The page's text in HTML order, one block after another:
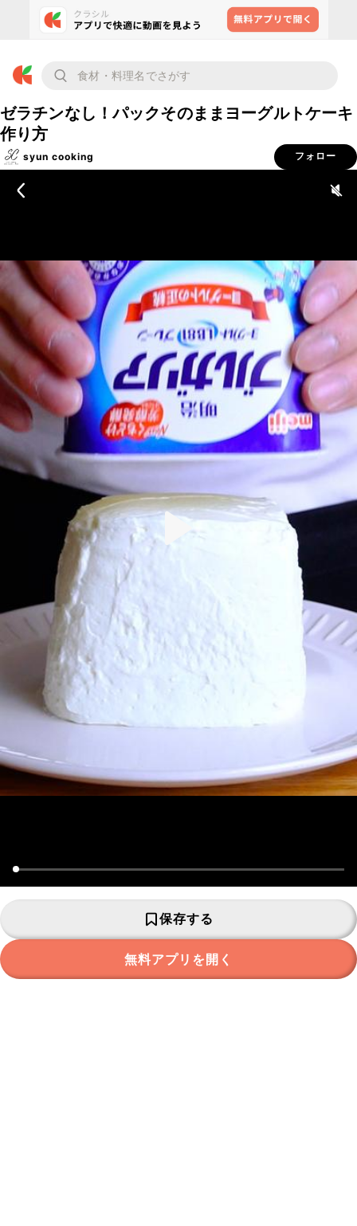
ゼラチンなし！パックそのままヨーグルトケーキ
作り方
syun cooking フォロー
保存する
無料アプリを開く